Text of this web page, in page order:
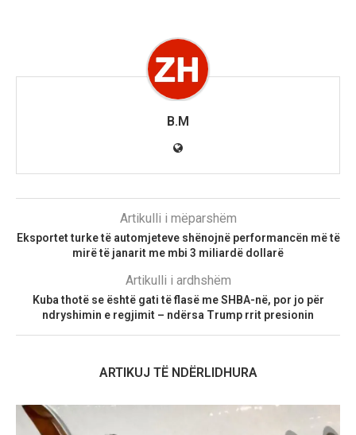
B.M
Artikulli i mëparshëm
Eksportet turke të automjeteve shënojnë performancën më të
mirë të janarit me mbi 3 miliardë dollarë
Artikulli i ardhshëm
Kuba thotë se është gati të flasë me SHBA-në, por jo për
ndryshimin e regjimit – ndërsa Trump rrit presionin
ARTIKUJ TË NDËRLIDHURA